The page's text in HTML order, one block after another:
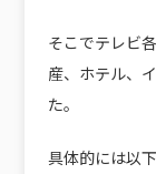
そこでテレビ
産、ホテル、
た。
具体的には以